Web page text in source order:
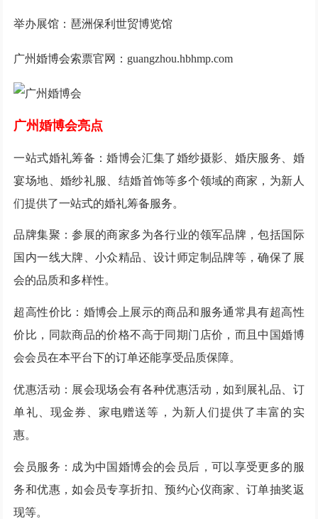
举办展馆：琶洲保利世贸博览馆
广州婚博会索票官网：guangzhou.hbhmp.com
广州婚博会亮点
一站式婚礼筹备：婚博会汇集了婚纱摄影、婚庆服务、婚
宴场地、婚纱礼服、结婚首饰等多个领域的商家，为新人
们提供了一站式的婚礼筹备服务。
品牌集聚：参展的商家多为各行业的领军品牌，包括国际
国内一线大牌、小众精品、设计师定制品牌等，确保了展
会的品质和多样性。
超高性价比：婚博会上展示的商品和服务通常具有超高性
价比，同款商品的价格不高于同期门店价，而且中国婚博
会会员在本平台下的订单还能享受品质保障。
优惠活动：展会现场会有各种优惠活动，如到展礼品、订
单礼、现金券、家电赠送等，为新人们提供了丰富的实
惠。
会员服务：成为中国婚博会的会员后，可以享受更多的服
务和优惠，如会员专享折扣、预约心仪商家、订单抽奖返
现等。